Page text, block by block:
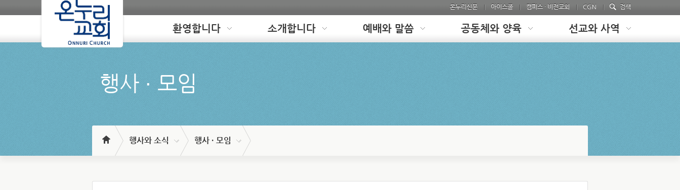
온누리신문 아이스쿨 캠퍼스 · 비전교회 CGN 검색
Loading 환영합니다 소개합니다 예배와 말씀 공동체와 양육 선교와 사역
행사 ∙ 모임
행사와 소식 행사 · 모임